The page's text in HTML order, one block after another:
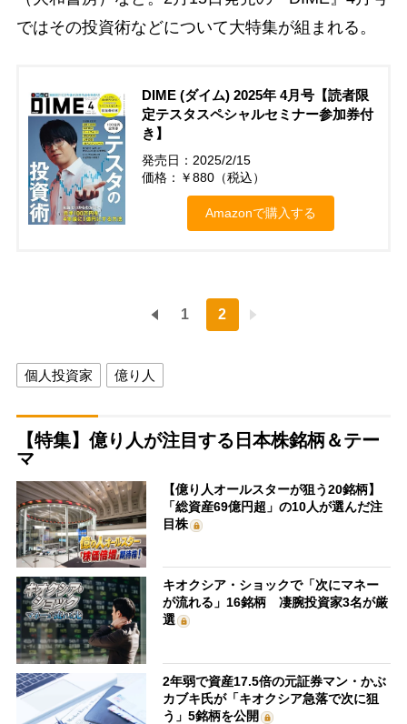
ではその投資術などについて大特集が組まれる。
DIME (ダイム) 2025年 4月号【読者限
定テスタスペシャルセミナー参加券付
き】
発売日：2025/2/15
価格：￥880（税込）
Amazonで購入する
1 2
個人投資家 億り人
【特集】億り人が注目する日本株銘柄＆テー
マ
【億り人オールスターが狙う20銘柄】
「総資産69億円超」の10人が選んだ注
目株
キオクシア・ショックで「次にマネー
が流れる」16銘柄 凄腕投資家3名が厳
選
2年弱で資産17.5倍の元証券マン・かぶ
カブキ氏が「キオクシア急落で次に狙
う」5銘柄を公開